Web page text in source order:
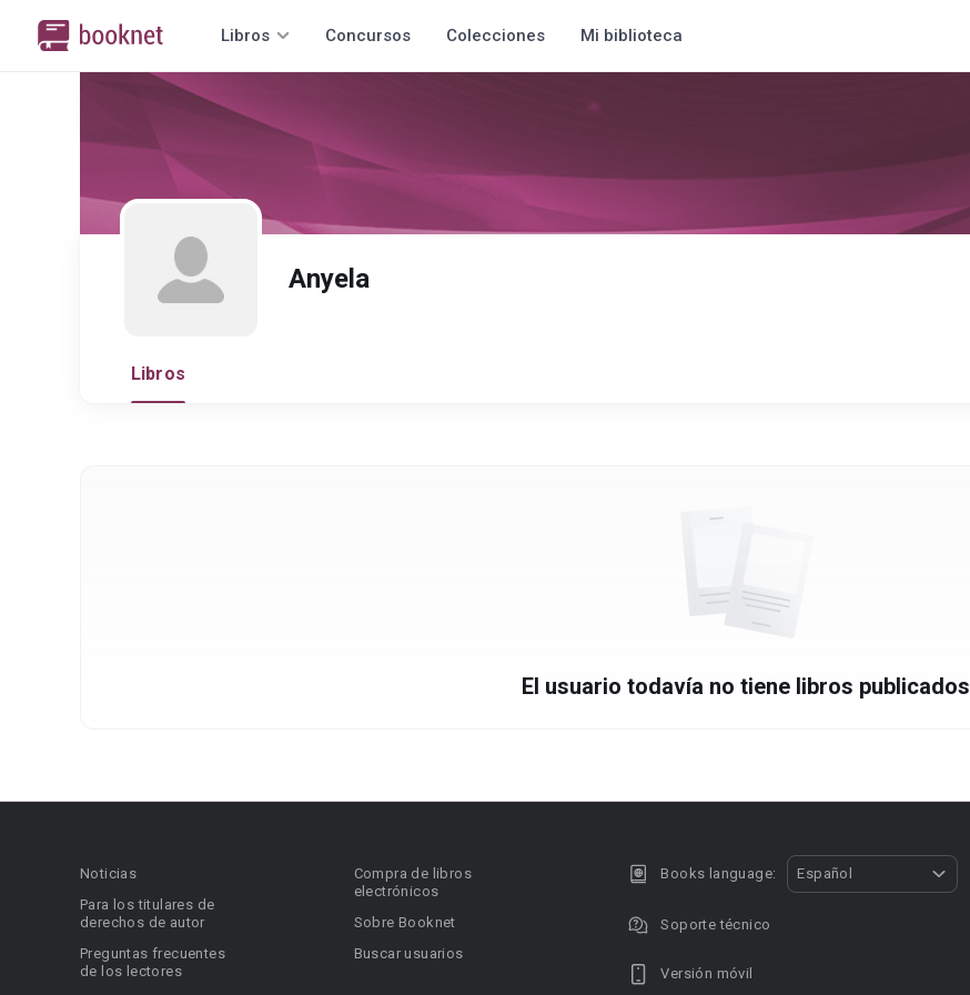
Libros Concursos Colecciones Mi biblioteca
Anyela
Libros
El usuario todavía no tiene libros publicados
Noticias
Para los titulares de
derechos de autor
Preguntas frecuentes
de los lectores
Compra de libros
electrónicos
Sobre Booknet
Buscar usuarios
Books language: Español
Soporte técnico
Versión móvil